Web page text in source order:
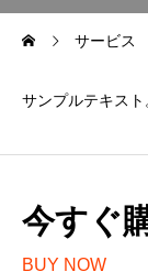
サービス
サンプルテキスト
今すぐ
BUY NOW